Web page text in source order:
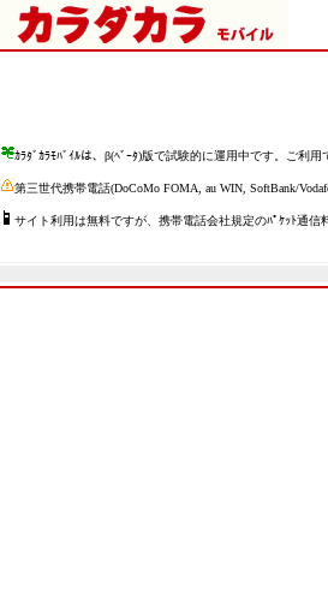
ｶﾗﾀﾞｶﾗﾓﾊﾞｲﾙは、β(ﾍﾞｰﾀ)版で試験的に運用中です。ご利
第三世代携帯電話(DoCoMo FOMA, au WIN, SoftBank/
サイト利用は無料ですが、携帯電話会社規定のﾊﾟｹｯﾄ通信